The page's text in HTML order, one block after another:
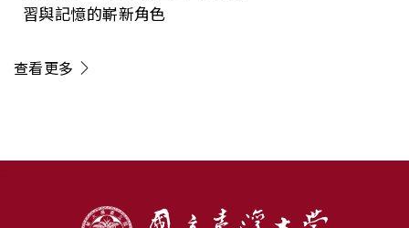
習與記憶的嶄新角色
查看更多